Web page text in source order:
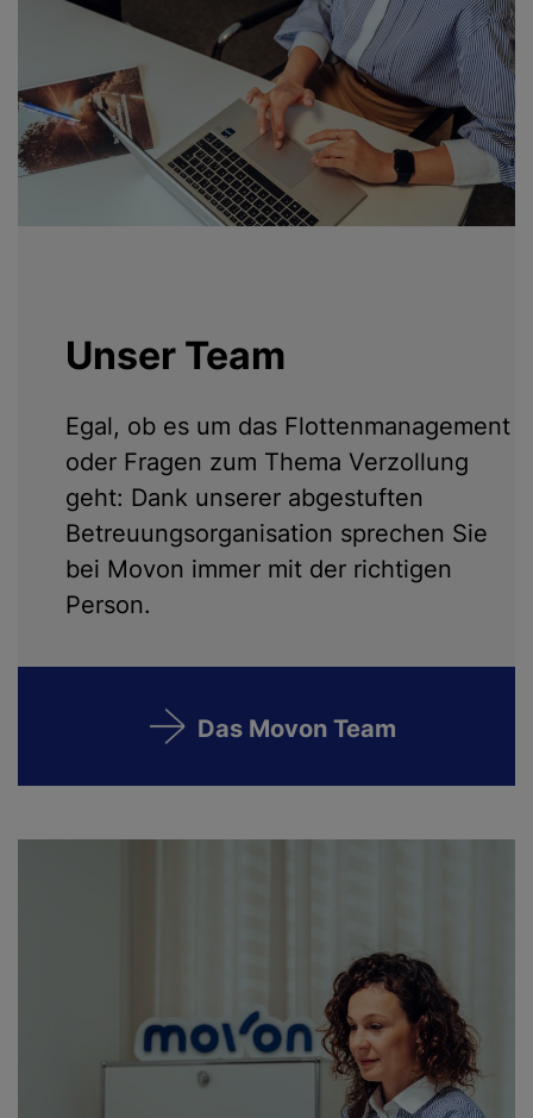
Unser Team
Egal, ob es um das Flottenmanagement
oder Fragen zum Thema Verzollung
geht: Dank unserer abgestuften
Betreuungsorganisation sprechen Sie
bei Movon immer mit der richtigen
Person.
Das Movon Team